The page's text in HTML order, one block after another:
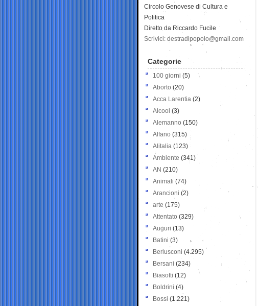
Circolo Genovese di Cultura e
Politica
Diretto da Riccardo Fucile
Scrivici: destradipopolo@gmail.com
Categorie
100 giorni (5)
Aborto (20)
Acca Larentia (2)
Alcool (3)
Alemanno (150)
Alfano (315)
Alitalia (123)
Ambiente (341)
AN (210)
Animali (74)
Arancioni (2)
arte (175)
Attentato (329)
Auguri (13)
Batini (3)
Berlusconi (4.295)
Bersani (234)
Biasotti (12)
Boldrini (4)
Bossi (1.221)